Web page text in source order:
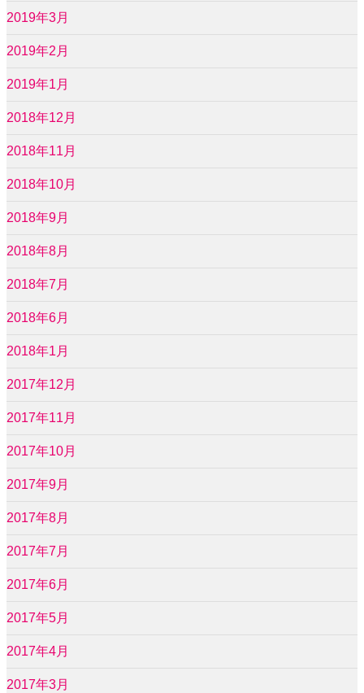
2019年3月
2019年2月
2019年1月
2018年12月
2018年11月
2018年10月
2018年9月
2018年8月
2018年7月
2018年6月
2018年1月
2017年12月
2017年11月
2017年10月
2017年9月
2017年8月
2017年7月
2017年6月
2017年5月
2017年4月
2017年3月